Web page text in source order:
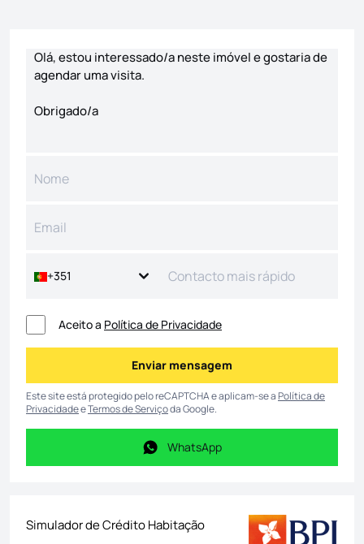
+351
Aceito a Política de Privacidade
Enviar mensagem
Enviar mensagem
Este site está protegido pelo reCAPTCHA e aplicam-se aPolítica de
PrivacidadeeTermos de Serviçoda Google.
WhatsApp
WhatsApp
Simulador de Crédito Habitação